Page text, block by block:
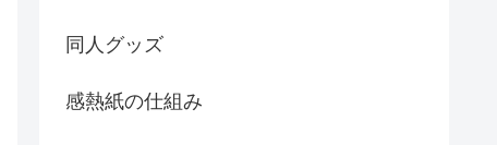
同人グッズ
感熱紙の仕組み